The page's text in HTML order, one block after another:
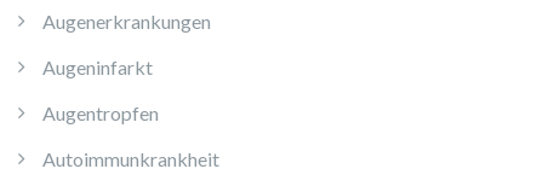
Augenerkrankungen
Augeninfarkt
Augentropfen
Autoimmunkrankheit